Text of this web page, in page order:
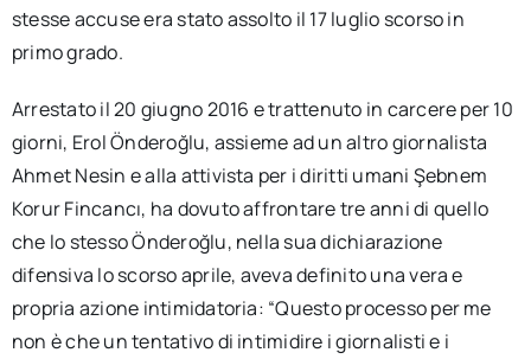
stesse accuse era stato assolto il 17 luglio scorso in
primo grado.
Arrestato il 20 giugno 2016 e trattenuto in carcere per 10
giorni, Erol Önderoğlu, assieme ad un altro giornalista
Ahmet Nesin e alla attivista per i diritti umani Şebnem
Korur Fincancı, ha dovuto affrontare tre anni di quello
che lo stesso Önderoğlu, nella sua dichiarazione
difensiva lo scorso aprile, aveva definito una vera e
propria azione intimidatoria: “Questo processo per me
non è che un tentativo di intimidire i giornalisti e i